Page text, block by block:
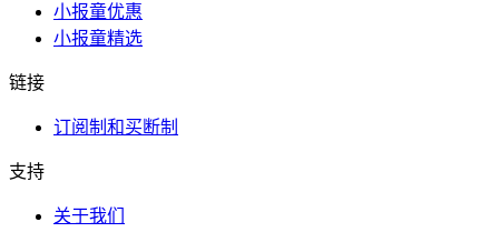
小报童优惠
小报童精选
链接
订阅制和买断制
支持
关于我们